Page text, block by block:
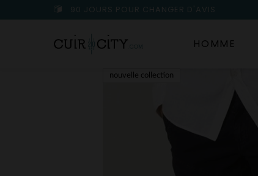
90 JOURS POUR CHANGER D'AVIS
HOMME
nouvelle collection